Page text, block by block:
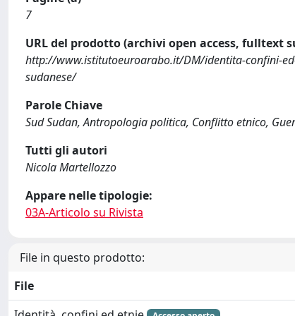
7
URL del prodotto (archivi open access, fulltext
http://www.istitutoeuroarabo.it/DM/identita-confini-
sudanese/
Parole Chiave
Sud Sudan, Antropologia politica, Conflitto etnico,
Tutti gli autori
Nicola Martellozzo
Appare nelle tipologie:
03A-Articolo su Rivista
File in questo prodotto:
File